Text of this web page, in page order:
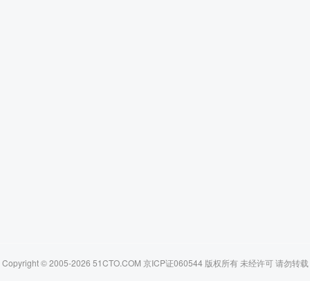
Copyright © 2005-2026 51CTO.COM 京ICP证060544 版权所有 未经许可 请勿转载